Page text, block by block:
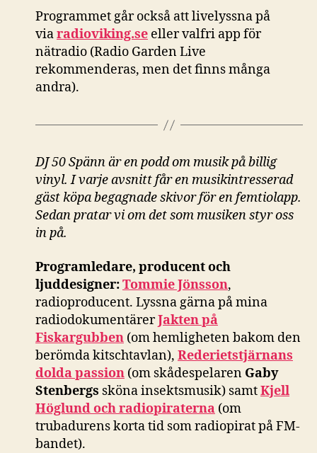
Programmet går också att livelyssna på
viaradioviking.se eller valfri app för
nätradio (Radio Garden Live
rekommenderas, men det finns många
andra).
DJ 50 Spänn är en podd om musik på billig
vinyl. I varje avsnitt får en musikintresserad
gäst köpa begagnade skivor för en femtiolapp.
Sedan pratar vi om det som musiken styr oss
in på.
Programledare, producent och
ljuddesigner:Tommie Jönsson,
radioproducent. Lyssna gärna på mina
radiodokumentärerJakten på
Fiskargubben (om hemligheten bakom den
berömda kitschtavlan), Rederietstjärnans
dolda passion (om skådespelaren Gaby
Stenbergs sköna insektsmusik) samtKjell
Höglund och radiopiraterna (om
trubadurens korta tid som radiopirat på FM-
bandet).